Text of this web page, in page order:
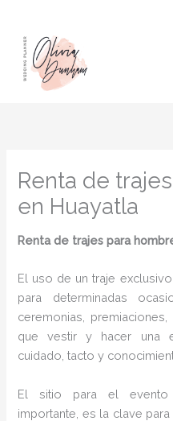
contenido
Renta de
en Huayatla
Renta de trajes para
El uso de un traje
para determinadas
ceremonias,
que vestir y hacer una
cuidado, tacto y
El sitio para el evento
importante, es la clave